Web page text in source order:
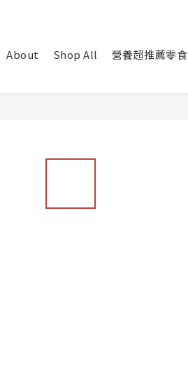
About Shop All 營養超推薦零食